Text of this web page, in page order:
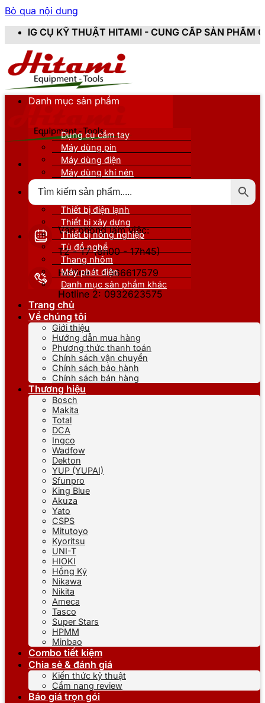
Bỏ qua nội dung
HITAMI - CUNG CẤP SẢN PHẨM CHÍNH HÃNG, MỚI
Văn phòng làm việc:
T2 - T7 (8h00 - 17h45)
Hotline 1: 0866617579
Hotline 2: 0932623575
Danh mục sản phẩm
Dụng cụ cầm tay
Máy dùng pin
Máy dùng điện
Máy dùng khí nén
Thiết bị nâng đỡ
Thiết bị điện lạnh
Thiết bị xây dựng
Thiết bị nông nghiệp
Tủ đồ nghề
Thang nhôm
Máy phát điện
Danh mục sản phẩm khác
Trang chủ
Về chúng tôi
Giới thiệu
Hướng dẫn mua hàng
Phương thức thanh toán
Chính sách vận chuyển
Chính sách bảo hành
Chính sách bán hàng
Thương hiệu
Bosch
Makita
Total
DCA
Ingco
Wadfow
Dekton
YUP (YUPAI)
Sfunpro
King Blue
Akuza
Yato
CSPS
Mitutoyo
Kyoritsu
UNI-T
HIOKI
Hồng Ký
Nikawa
Nikita
Ameca
Tasco
Super Stars
HPMM
Minbao
Combo tiết kiệm
Chia sẻ & đánh giá
Kiến thức kỹ thuật
Cẩm nang review
Báo giá trọn gói